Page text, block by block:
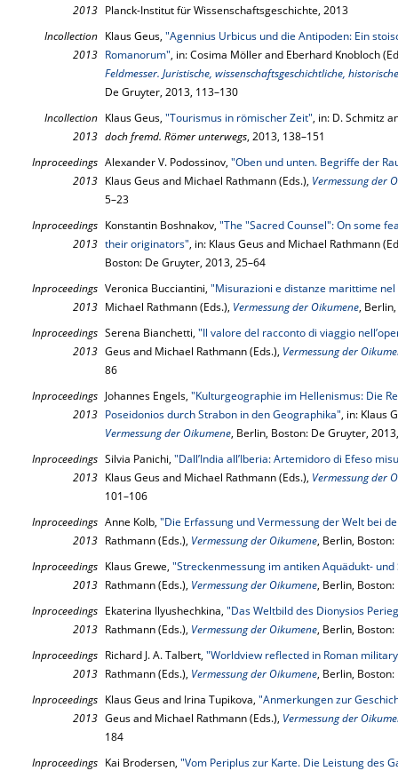
2013 Planck-Institut für Wissenschaftsgeschichte, 2013
Incollection
2013
Klaus Geus, "Agennius Urbicus und die Antipoden: Ein
Romanorum", in: Cosima Möller and Eberhard Knobloch
Feldmesser. Juristische, wissenschaftsgeschichtliche,
De Gruyter, 2013, 113–130
Incollection
2013
Klaus Geus, "Tourismus in römischer Zeit", in: D. Schmitz
doch fremd. Römer unterwegs, 2013, 138–151
Inproceedings
2013
Alexander V. Podossinov, "Oben und unten. Begriffe der
Klaus Geus and Michael Rathmann (Eds.), Vermessung der
5–23
Inproceedings
2013
Konstantin Boshnakov, "The "Sacred Counsel": On some
their originators", in: Klaus Geus and Michael Rathmann
Boston: De Gruyter, 2013, 25–64
Inproceedings
2013
Veronica Bucciantini, "Misurazioni e distanze marittime
Michael Rathmann (Eds.), Vermessung der Oikumene,
Inproceedings
2013
Serena Bianchetti, "Il valore del racconto di viaggio
Geus and Michael Rathmann (Eds.), Vermessung der
86
Inproceedings
2013
Johannes Engels, "Kulturgeographie im Hellenismus: Die
Poseidonios durch Strabon in den Geographika", in: Klaus
Vermessung der Oikumene, Berlin, Boston: De Gruyter,
Inproceedings
2013
Silvia Panichi, "Dall’India all’Iberia: Artemidoro di Efeso
Klaus Geus and Michael Rathmann (Eds.), Vermessung der
101–106
Inproceedings
2013
Anne Kolb, "Die Erfassung und Vermessung der Welt bei
Rathmann (Eds.), Vermessung der Oikumene, Berlin,
Inproceedings
2013
Klaus Grewe, "Streckenmessung im antiken Aquädukt-
Rathmann (Eds.), Vermessung der Oikumene, Berlin,
Inproceedings
2013
Ekaterina Ilyushechkina, "Das Weltbild des Dionysios
Rathmann (Eds.), Vermessung der Oikumene, Berlin,
Inproceedings
2013
Richard J. A. Talbert, "Worldview reflected in Roman
Rathmann (Eds.), Vermessung der Oikumene, Berlin,
Inproceedings
2013
Klaus Geus and Irina Tupikova, "Anmerkungen zur
Geus and Michael Rathmann (Eds.), Vermessung der
184
Inproceedings Kai Brodersen, "Vom Periplus zur Karte. Die Leistung des